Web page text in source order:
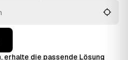
erhalte die passende Lösung